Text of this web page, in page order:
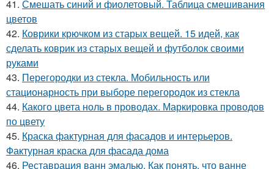
41. Смешать синий и фиолетовый. Таблица смешивания
цветов
42. Коврики крючком из старых вещей. 15 идей, как
сделать коврик из старых вещей и футболок своими
руками
43. Перегородки из стекла. Мобильность или
стационарность при выборе перегородок из стекла
44. Какого цвета ноль в проводах. Маркировка проводов
по цвету
45. Краска фактурная для фасадов и интерьеров.
Фактурная краска для фасада дома
46. Реставрация ванн эмалью. Как понять, что ванне